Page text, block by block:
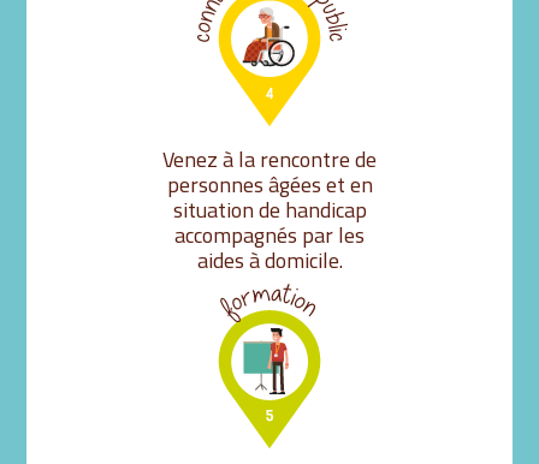
Venez à la rencontre de
personnes âgées et en
situation de handicap
accompagnés par les
aides à domicile.